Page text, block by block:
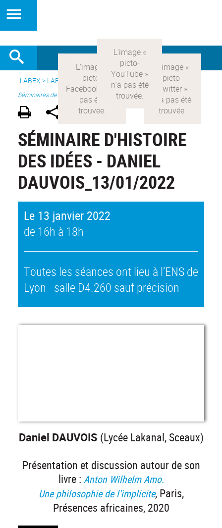
LABEX > LABEX COMOD> Version française > Recherche >
Séminaires de recherche
SÉMINAIRE D'HISTOIRE
DES IDÉES - DANIEL
DAUVOIS_13/01/2022
Le 13 janvier 2022
de 16h à 18h
Toutes les séances ont lieu à l’ENS de
Lyon - salle D4.260 sauf précision
Daniel DAUVOIS (Lycée Lakanal, Sceaux)
Présentation et discussion autour de son
livre : Anton Wilhelm Amo.
Une philosophie de l’implicite, Paris,
Présences africaines, 2020